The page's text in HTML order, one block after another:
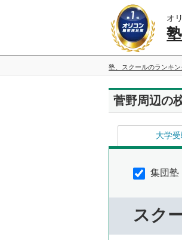
オ
塾、スクールのランキン
菅野周辺の
大学
集団塾
スク